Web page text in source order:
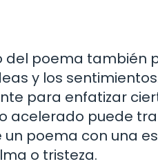
poema también
y los
para enfatizar
acelerado puede
poema con una
o tristeza.